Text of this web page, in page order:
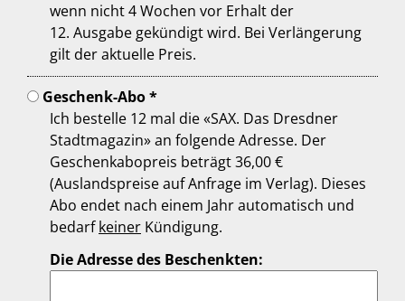
wenn nicht 4 Wochen vor Erhalt der
12. Ausgabe gekündigt wird. Bei Verlängerung
gilt der aktuelle Preis.
Geschenk-Abo *
Ich bestelle 12 mal die «SAX. Das Dresdner
Stadtmagazin» an folgende Adresse. Der
Geschenkabopreis beträgt 36,00 €
(Auslandspreise auf Anfrage im Verlag). Dieses
Abo endet nach einem Jahr automatisch und
bedarfkeiner Kündigung.
Die Adresse des Beschenkten: